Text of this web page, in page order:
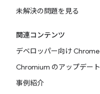
未解決の問題を見る
関連コンテンツ
デベロッパー向け Chrome
Chromium のアップデート
事例紹介